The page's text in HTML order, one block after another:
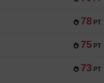
78 PT
75 PT
73 PT